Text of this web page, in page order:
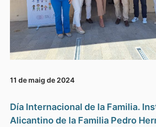
11 de maig de 2024
Día Internacional de la Familia.
Alicantino de la Familia Pedro